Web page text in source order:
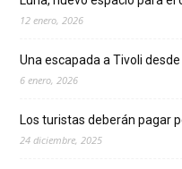
12 enero, 2026
Una escapada a Tivoli
6 enero, 2026
Los turistas deberán pagar
24 diciembre, 2025